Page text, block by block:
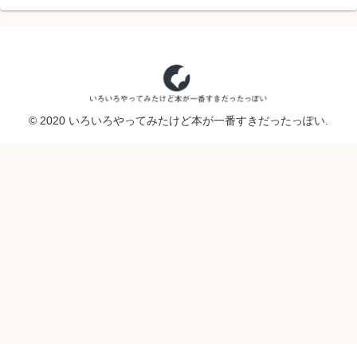
© 2020 いろいろやってみたけど本が一番すきだったっぽい.